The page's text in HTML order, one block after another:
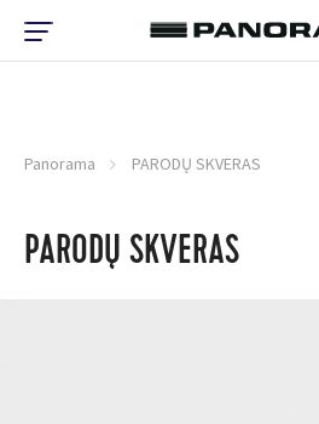
Panorama PARODŲ SKVERAS
PARODŲ SKVERAS